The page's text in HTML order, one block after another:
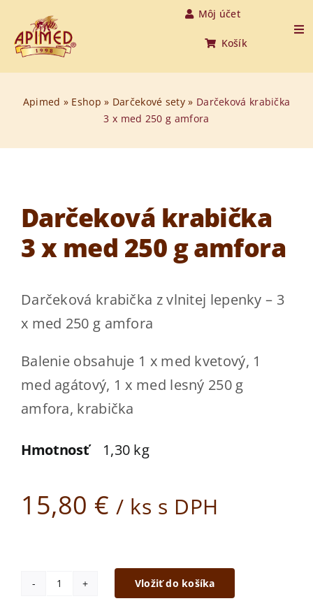
content
Môj účet
Košík
O včelách
Kde kúpiť
Kontakt
Apimed » Eshop » Darčekové sety » Darčeková krabička
3 x med 250 g amfora
Darčeková krabička
3 x med 250 g amfora
Darčeková krabička z vlnitej lepenky – 3
x med 250 g amfora
Balenie obsahuje 1 x med kvetový, 1
med agátový, 1 x med lesný 250 g
amfora, krabička
Hmotnosť 1,30 kg
15,80 € / ks s DPH
množstvo
Vložiť do košíka